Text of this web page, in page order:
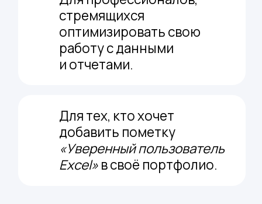
Сделайте свою работу проще,
экономьте время и силы!
Зарегистрироваться
Вебинар с акцентом